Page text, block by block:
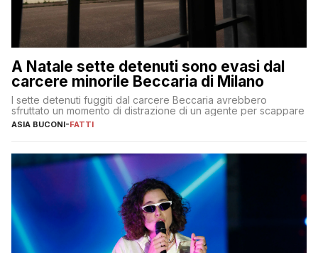
A Natale sette detenuti sono evasi dal
carcere minorile Beccaria di Milano
I sette detenuti fuggiti dal carcere Beccaria avrebbero
sfruttato un momento di distrazione di un agente per scappare
ASIA BUCONI-FATTI